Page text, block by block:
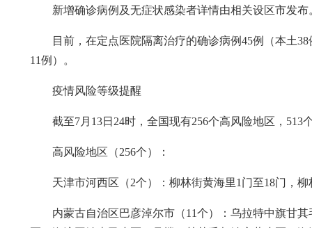
新增确诊病例及无症状感染者详情由相关设区市发布
目前，在定点医院隔离治疗的确诊病例45例（本土
11例）。
疫情风险等级提醒
截至7月13日24时，全国现有256个高风险地区，513
高风险地区（256个）：
天津市河西区（2个）：柳林街黄海里1门至18门，
内蒙古自治区巴彦淖尔市（11个）：乌拉特中旗甘